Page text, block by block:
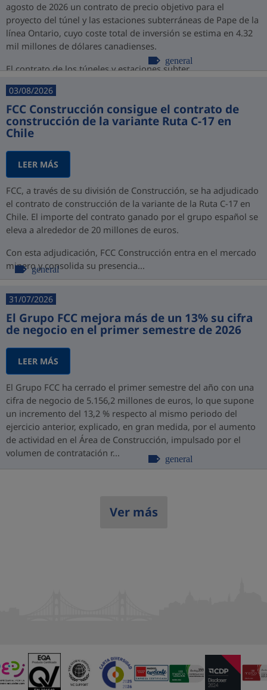
agosto de 2026 un contrato de precio objetivo para el
proyecto del túnel y las estaciones subterráneas de Pape de la
línea Ontario, cuyo coste total de inversión se estima en 4.32
mil millones de dólares canadienses.
El contrato de los túneles y estaciones subter...
general
03/08/2026
FCC Construcción consigue el contrato de
construcción de la variante Ruta C-17 en
Chile
LEER MÁS
FCC, a través de su división de Construcción, se ha adjudicado
el contrato de construcción de la variante de la Ruta C-17 en
Chile. El importe del contrato ganado por el grupo español se
eleva a alrededor de 20 millones de euros.
Con esta adjudicación, FCC Construcción entra en el mercado
minero y consolida su presencia...
general
31/07/2026
El Grupo FCC mejora más de un 13% su cifra
de negocio en el primer semestre de 2026
LEER MÁS
El Grupo FCC ha cerrado el primer semestre del año con una
cifra de negocio de 5.156,2 millones de euros, lo que supone
un incremento del 13,2 % respecto al mismo periodo del
ejercicio anterior, explicado, en gran medida, por el aumento
de actividad en el Área de Construcción, impulsado por el
volumen de contratación r...
general
Ver más